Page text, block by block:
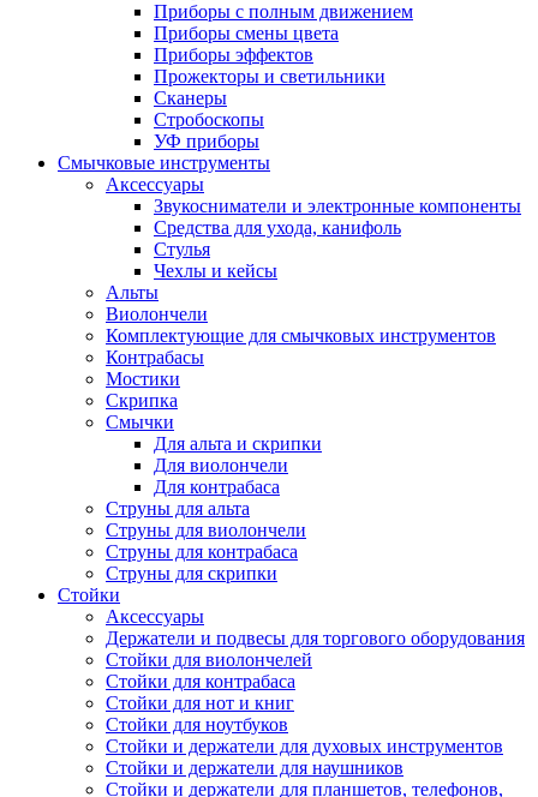
Приборы с полным движением
Приборы смены цвета
Приборы эффектов
Прожекторы и светильники
Сканеры
Стробоскопы
УФ приборы
Смычковые инструменты
Аксессуары
Звукосниматели и электронные компоненты
Средства для ухода, канифоль
Стулья
Чехлы и кейсы
Альты
Виолончели
Комплектующие для смычковых инструментов
Контрабасы
Мостики
Скрипка
Смычки
Для альта и скрипки
Для виолончели
Для контрабаса
Струны для альта
Струны для виолончели
Струны для контрабаса
Струны для скрипки
Стойки
Аксессуары
Держатели и подвесы для торгового оборудования
Стойки для виолончелей
Стойки для контрабаса
Стойки для нот и книг
Стойки для ноутбуков
Стойки и держатели для духовых инструментов
Стойки и держатели для наушников
Стойки и держатели для планшетов, телефонов,